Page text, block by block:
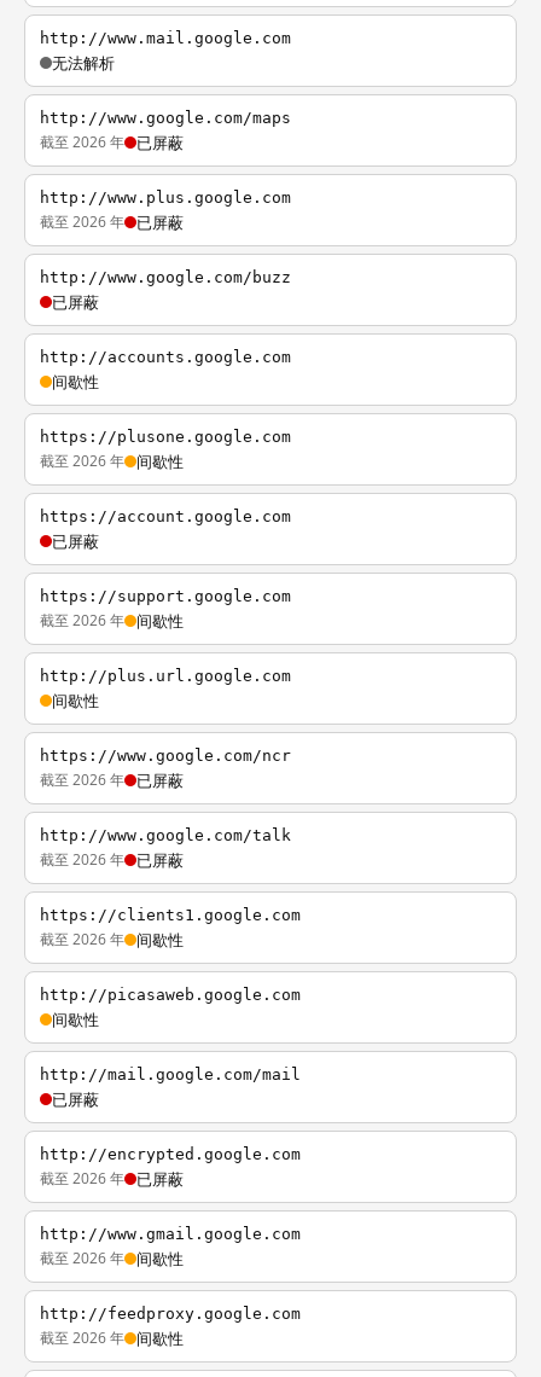
http://www.mail.google.com
无法解析
http://www.google.com/maps
截至 2026 年 已屏蔽
http://www.plus.google.com
截至 2026 年 已屏蔽
http://www.google.com/buzz
已屏蔽
http://accounts.google.com
间歇性
https://plusone.google.com
截至 2026 年 间歇性
https://account.google.com
已屏蔽
https://support.google.com
截至 2026 年 间歇性
http://plus.url.google.com
间歇性
https://www.google.com/ncr
截至 2026 年 已屏蔽
http://www.google.com/talk
截至 2026 年 已屏蔽
https://clients1.google.com
截至 2026 年 间歇性
http://picasaweb.google.com
间歇性
http://mail.google.com/mail
已屏蔽
http://encrypted.google.com
截至 2026 年 已屏蔽
http://www.gmail.google.com
截至 2026 年 间歇性
http://feedproxy.google.com
截至 2026 年 间歇性